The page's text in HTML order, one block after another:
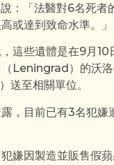
「法醫對6名死者
或達到致命水準。」
這些遺體是在9月10
Leningrad）的沃
送至相關單位。
，目前已有3名犯嫌
嫌因製造並販售假